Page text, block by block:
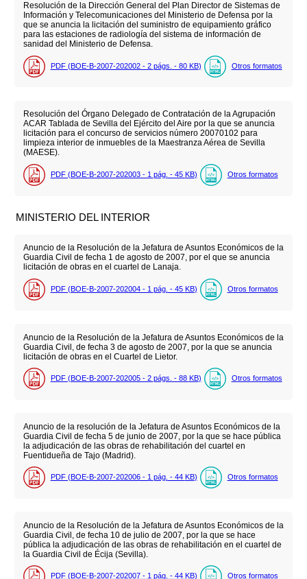
Resolución de la Dirección General del Plan Director de Sistemas de
Información y Telecomunicaciones del Ministerio de Defensa por la
que se anuncia la licitación del suministro de equipamiento gráfico
para las estaciones de radiología del sistema de información de
sanidad del Ministerio de Defensa.
PDF (BOE-B-2007-202002 - 2 págs. - 80 KB) Otros formatos
Resolución del Órgano Delegado de Contratación de la Agrupación
ACAR Tablada de Sevilla del Ejército del Aire por la que se anuncia
licitación para el concurso de servicios número 20070102 para
limpieza interior de inmuebles de la Maestranza Aérea de Sevilla
(MAESE).
PDF (BOE-B-2007-202003 - 1 pág. - 45 KB) Otros formatos
MINISTERIO DEL INTERIOR
Anuncio de la Resolución de la Jefatura de Asuntos Económicos de la
Guardia Civil de fecha 1 de agosto de 2007, por el que se anuncia
licitación de obras en el cuartel de Lanaja.
PDF (BOE-B-2007-202004 - 1 pág. - 45 KB) Otros formatos
Anuncio de la Resolución de la Jefatura de Asuntos Económicos de la
Guardia Civil, de fecha 3 de agosto de 2007, por la que se anuncia
licitación de obras en el Cuartel de Lietor.
PDF (BOE-B-2007-202005 - 2 págs. - 88 KB) Otros formatos
Anuncio de la resolución de la Jefatura de Asuntos Económicos de la
Guardia Civil de fecha 5 de junio de 2007, por la que se hace pública
la adjudicación de las obras de rehabilitación del cuartel en
Fuentidueña de Tajo (Madrid).
PDF (BOE-B-2007-202006 - 1 pág. - 44 KB) Otros formatos
Anuncio de la Resolución de la Jefatura de Asuntos Económicos de la
Guardia Civil, de fecha 10 de julio de 2007, por la que se hace
pública la adjudicación de las obras de rehabilitación en el cuartel de
la Guardia Civil de Écija (Sevilla).
PDF (BOE-B-2007-202007 - 1 pág. - 44 KB) Otros formatos